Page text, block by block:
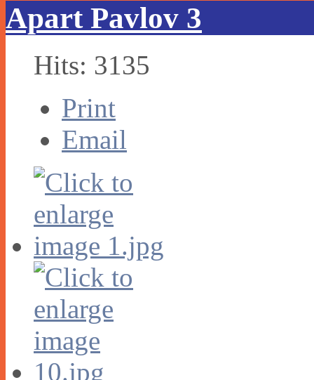
Apart Pavlov 3
Hits: 3135
Print
Email